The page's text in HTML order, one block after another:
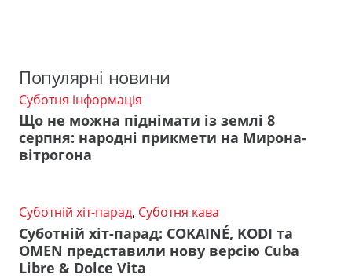
Популярні новини
Суботня інформація
Що не можна піднімати із землі 8
серпня: народні прикмети на Мирона-
вітрогона
Суботній хіт-парад, Суботня кава
Суботній хіт-парад: COKAINÉ, KODI та
OMEN представили нову версію Cuba
Libre & Dolce Vita